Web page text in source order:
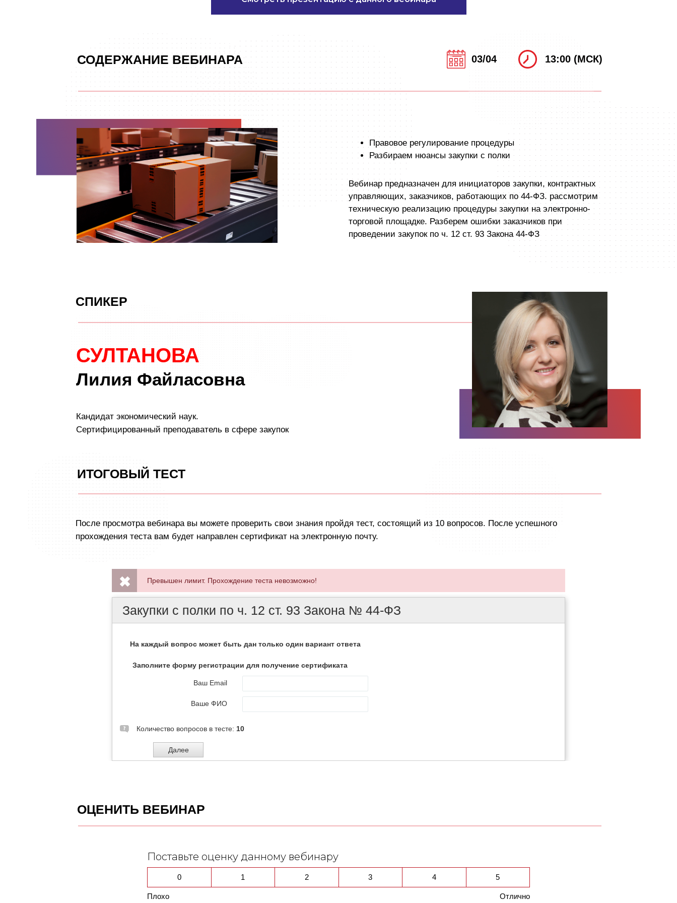
СОДЕРЖАНИЕ ВЕБИНАРА
Правовое регулирование процедуры
Разбираем нюансы закупки с полки
Вебинар предназначен для инициаторов закупки, контрактных
управляющих, заказчиков, работающих по 44-ФЗ. рассмотрим
техническую реализацию процедуры закупки на электронно-
торговой площадке. Разберем ошибки заказчиков при
проведении закупок по ч. 12 ст. 93 Закона 44-ФЗ
13:00 (МСК)
03/04
СУЛТАНОВА
Кандидат экономический наук.
Сертифицированный преподаватель в сфере закупок
СПИКЕР
Лилия Файласовна
ИТОГОВЫЙ ТЕСТ
После просмотра вебинара вы можете проверить свои знания пройдя тест, состоящий из 10 вопросов. После успешного
прохождения теста вам будет направлен сертификат на электронную почту.
ОЦЕНИТЬ ВЕБИНАР
Поставьте оценку данному вебинару
0 1 2 3 4 5
Плохо Отлично